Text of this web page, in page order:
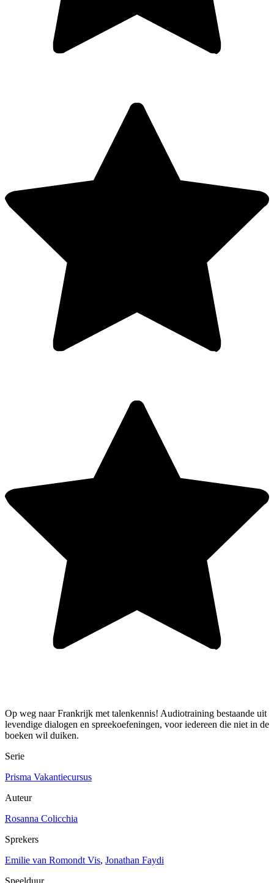
Op weg naar Frankrijk met talenkennis! Audiotraining bestaande uit
levendige dialogen en spreekoefeningen, voor iedereen die niet in de
boeken wil duiken.
Serie
Prisma Vakantiecursus
Auteur
Rosanna Colicchia
Sprekers
Emilie van Romondt Vis, Jonathan Faydi
Speelduur